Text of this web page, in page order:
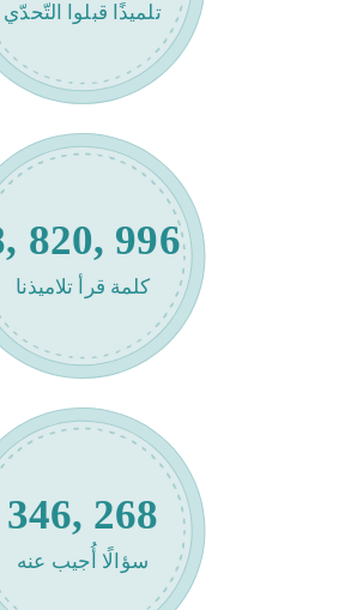
تلميذًا قبلوا التّحدّي
820, 996
كلمة قرأ تلاميذنا
346, 268
سؤالًا أُجيب عنه